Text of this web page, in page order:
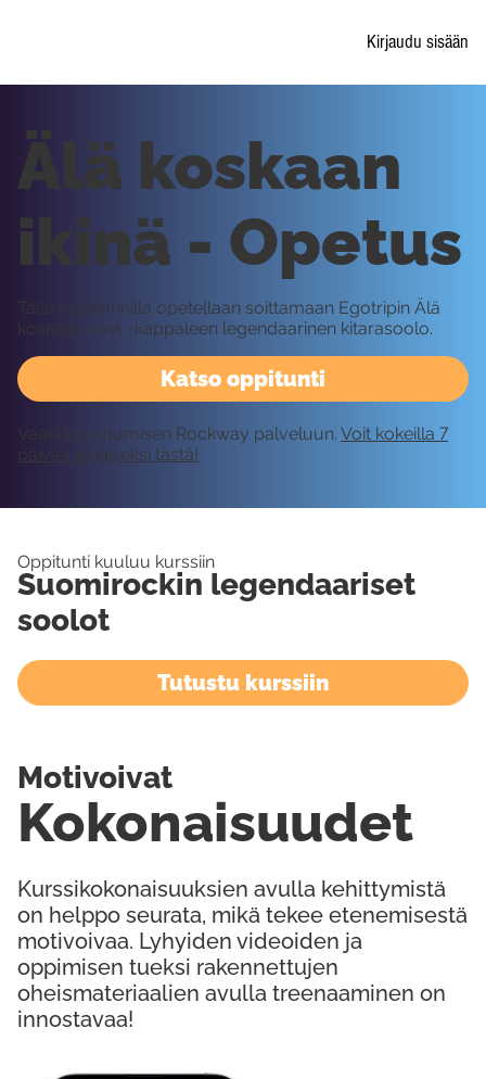
Kirjaudu sisään
Katso oppitunti
Älä koskaan
ikinä - Opetus
Tällä oppitunnilla opetellaan soittamaan Egotripin Älä
koskaan ikinä -kappaleen legendaarinen kitarasoolo.
Vaatii kirjautumisen Rockway palveluun. Voit kokeilla 7
päivää ilmaiseksi tästä!
Oppitunti kuuluu kurssiin
Suomirockin legendaariset
soolot
Tutustu kurssiin
Kurssikokonaisuuksien avulla kehittymistä
on helppo seurata, mikä tekee etenemisestä
motivoivaa. Lyhyiden videoiden ja
oppimisen tueksi rakennettujen
oheismateriaalien avulla treenaaminen on
innostavaa!
Kokonaisuudet
Motivoivat